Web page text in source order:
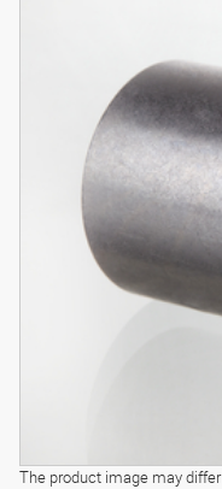
The product image may differ